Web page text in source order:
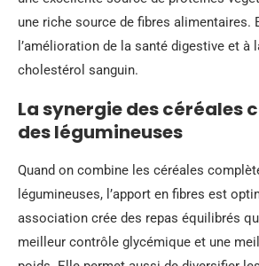
une riche source de fibres alimentaires.
l’amélioration de la santé digestive et à
cholestérol sanguin.
La synergie des céréales
des légumineuses
Quand on combine les céréales
légumineuses, l’apport en fibres est
association crée des repas équilibrés
meilleur contrôle glycémique et une